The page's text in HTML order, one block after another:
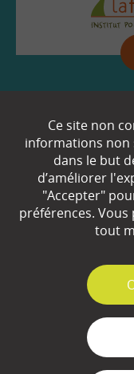
Ce site non
informations non
dans le but
d’améliorer
"Accepter"
préférences.
tout